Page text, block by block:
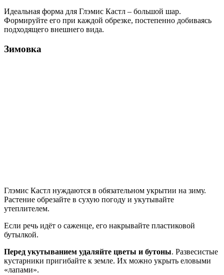
Идеальная форма для Глэмис Кастл – большой шар.
Формируйте его при каждой обрезке, постепенно добиваясь
подходящего внешнего вида.
Зимовка
Глэмис Кастл нуждаются в обязательном укрытии на зиму.
Растение обрезайте в сухую погоду и укутывайте
утеплителем.
Если речь идёт о саженце, его накрывайте пластиковой
бутылкой.
Перед укутыванием удаляйте цветы и бутоны. Развесистые
кустарники пригибайте к земле. Их можно укрыть еловыми
«лапами».